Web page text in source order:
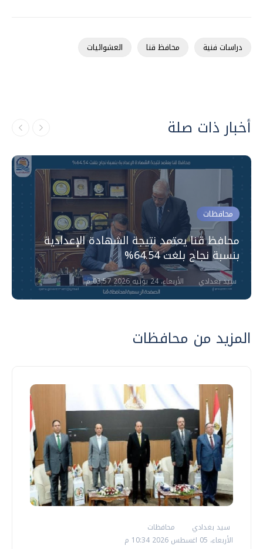
دراسات فنية محافظ قنا العشوائيات
أخبار ذات صلة
محافظات
محافظ قنا يعتمد نتيجة الشهادة الإعدادية
بنسبة نجاح بلغت 64.54%
سيد بغدادي الأربعاء، 24 يونيه 2026 03:57 م
المزيد من محافظات
سيد بغدادي
محافظات
الأربعاء، 05 اغسطس 2026 10:34 م